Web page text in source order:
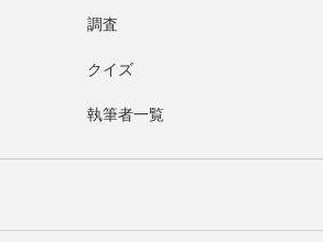
調査
クイズ
執筆者一覧